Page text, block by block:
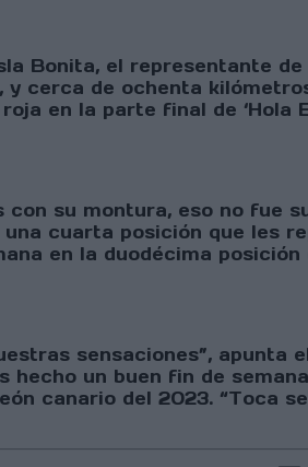
Bonita, el representante
cerca de ochenta
en la parte final de ‘Hola
su montura, eso no fue
cuarta posición que les
en la duodécima
sensaciones”, apunta
hecho un buen fin de
canario del 2023. “Toca